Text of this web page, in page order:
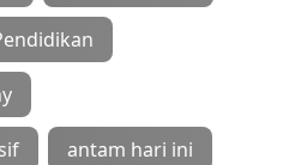
antam hari ini